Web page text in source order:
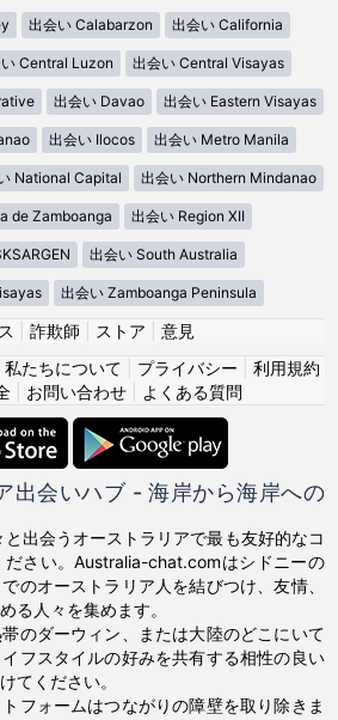
出会い Calabarzon 出会い California
Central Luzon 出会い Central Visayas
出会い Davao 出会い Eastern Visayas
出会い Ilocos 出会い Metro Manila
National Capital 出会い Northern Mindanao
de Zamboanga 出会い Region XII
出会い South Australia
出会い Zamboanga Peninsula
詐欺師 ストア
意見
私たちについて プライバシー
利用規約
| お問い合わせ| よくある質問
出会いハブ - 海岸から海岸への
出会うオーストラリアで最も友好的なコ
ださい。Australia-chat.comはシドニーの
のオーストラリア人を結びつけ、友情、
る人々を集めます。
のダーウィン、または大陸のどこにいて
フスタイルの好みを共有する相性の良い
てください。
フォームはつながりの障壁を取り除きま